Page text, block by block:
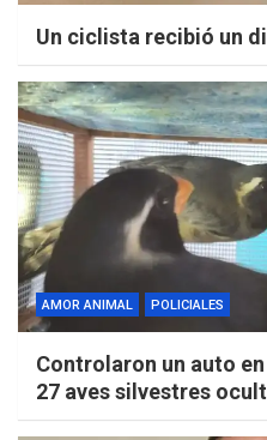
Un ciclista recibió un
AMOR ANIMAL POLICIALES
Controlaron un auto
27 aves silvestres